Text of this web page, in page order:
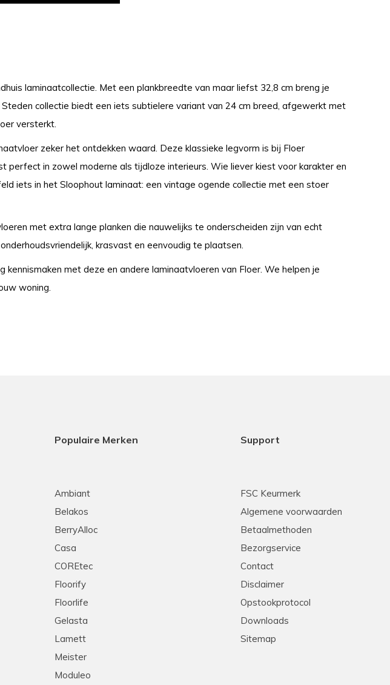
laminaatcollectie. Met een plankbreedte van maar liefst 32,8 cm breng je
collectie biedt een iets subtielere variant van 24 cm breed, afgewerkt met
versterkt.
zeker het ontdekken waard. Deze klassieke legvorm is bij Floer
perfect in zowel moderne als tijdloze interieurs. Wie liever kiest voor karakter en
iets in het Sloophout laminaat: een vintage ogende collectie met een stoer
met extra lange planken die nauwelijks te onderscheiden zijn van echt
krasvast en eenvoudig te plaatsen.
met deze en andere laminaatvloeren van Floer. We helpen je
woning.
Populaire Merken
Ambiant
Belakos
BerryAlloc
Casa
COREtec
Floorify
Floorlife
Gelasta
Lamett
Meister
Moduleo
Support
FSC Keurmerk
Algemene voorwaarden
Betaalmethoden
Bezorgservice
Contact
Disclaimer
Opstookprotocol
Downloads
Sitemap